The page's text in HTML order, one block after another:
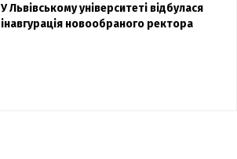
Павло Дак
«Час не лікує, лише притуплює біль»:
Захисник "Азовсталі" Діанов вдруге
одружився та показав фото з весілля
У Львівському університеті відбулася
інавгурація новообраного ректора